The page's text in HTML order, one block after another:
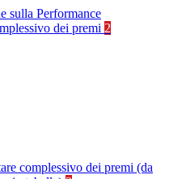
sulla Performance
dei premi 2
complessivo dei premi (da